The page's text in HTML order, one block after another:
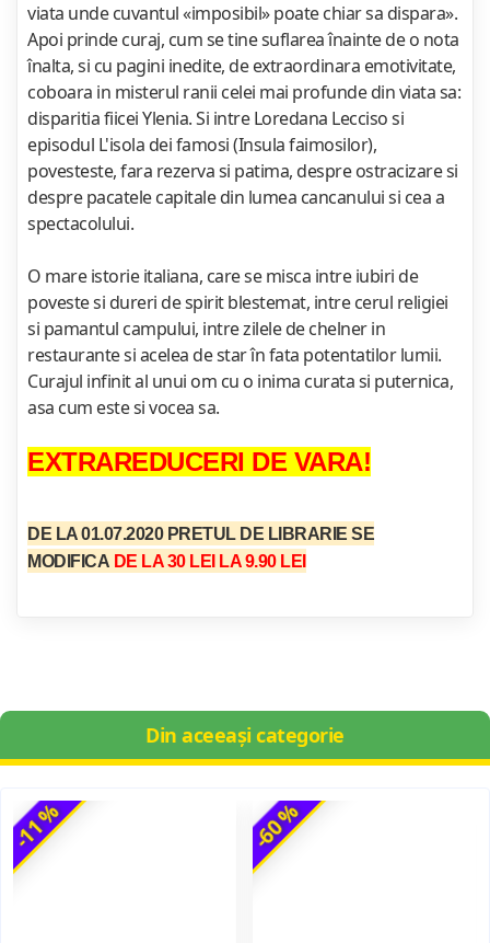
viata unde cuvantul «imposibil» poate chiar sa dispara».
Apoi prinde curaj, cum se tine suflarea înainte de o nota
înalta, si cu pagini inedite, de extraordinara emotivitate,
coboara in misterul ranii celei mai profunde din viata sa:
disparitia fiicei Ylenia. Si intre Loredana Lecciso si
episodul L'isola dei famosi (Insula faimosilor),
povesteste, fara rezerva si patima, despre ostracizare si
despre pacatele capitale din lumea cancanului si cea a
spectacolului.
O mare istorie italiana, care se misca intre iubiri de
poveste si dureri de spirit blestemat, intre cerul religiei
si pamantul campului, intre zilele de chelner in
restaurante si acelea de star în fata potentatilor lumii.
Curajul infinit al unui om cu o inima curata si puternica,
asa cum este si vocea sa.
EXTRAREDUCERI DE VARA!
DE LA 01.07.2020 PRETUL DE LIBRARIE SE
MODIFICA DE LA 30 LEI LA 9.90 LEI
Din aceeași categorie
-11 % -60 %